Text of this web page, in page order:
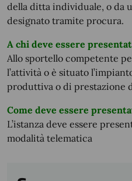
della ditta individuale, o da
designato tramite procura.
A chi deve essere
Allo sportello competente
l’attività o è situato
produttiva o di prestazione
Come deve essere
L’istanza deve essere
modalità telematica